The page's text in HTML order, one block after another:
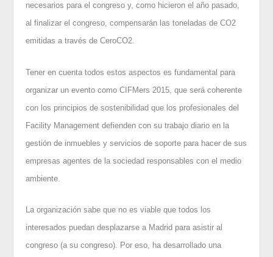
necesarios para el congreso y, como hicieron el año pasado,
al finalizar el congreso, compensarán las toneladas de CO2
emitidas a través de CeroCO2.
Tener en cuenta todos estos aspectos es fundamental para
organizar un evento como CIFMers 2015, que será coherente
con los principios de sostenibilidad que los profesionales del
Facility Management defienden con su trabajo diario en la
gestión de inmuebles y servicios de soporte para hacer de sus
empresas agentes de la sociedad responsables con el medio
ambiente.
La organización sabe que no es viable que todos los
interesados puedan desplazarse a Madrid para asistir al
congreso (a su congreso). Por eso, ha desarrollado una